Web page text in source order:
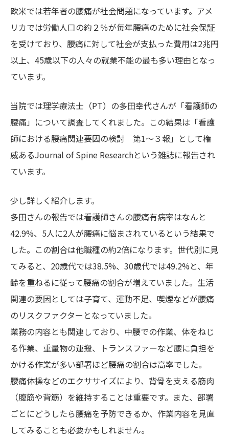
欧米では若年者の腰痛が社会問題になっています。アメ
リカでは労働人口の約２％が毎年腰痛のために社会保証
を受けており、腰痛に対して社会が支払った費用は2兆円
以上、45歳以下の人々の就業不能の最も多い理由となっ
ています。
当院では理学療法士（PT）の多田幸代さんが「看護師の
腰痛」について調査してくれました。この結果は「看護
師における腰痛関連要因の検討 第1～３報」として権
威あるJournal of Spine Researchという雑誌に報告され
ています。
少し詳しく紹介します。
多田さんの報告では看護師さんの腰痛有病率はなんと
42.9%、5人に2人が腰痛に悩まされているという結果で
した。この割合は他職種の約2倍になります。世代別に見
てみると、20歳代では38.5%、30歳代では49.2%と、年
齢を重ねるに従って腰痛の割合が増えていました。生活
関連の要因としては子育て、運動不足、喫煙などが腰痛
のリスクファクターとなっていました。
業務の内容とも関連しており、中腰での作業、体をねじ
る作業、重量物の運搬、トランスファーなど腰に負担を
かける作業が多い部署ほど腰痛の割合は高率でした。
腰痛体操などのエクササイズにより、背骨を支える筋肉
（腹筋や背筋）を維持することは重要です。また、部署
ごとにどうしたら腰痛を予防できるか、作業内容を見直
してみることも必要かもしれません。